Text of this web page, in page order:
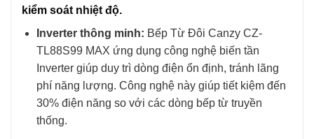
kiểm soát nhiệt độ.
Inverter thông minh: Bếp Từ Đôi Canzy CZ-
TL88S99 MAX ứng dụng công nghệ biến tần
Inverter giúp duy trì dòng điện ổn định, tránh lãng
phí năng lượng. Công nghệ này giúp tiết kiệm đến
30% điện năng so với các dòng bếp từ truyền
thống.